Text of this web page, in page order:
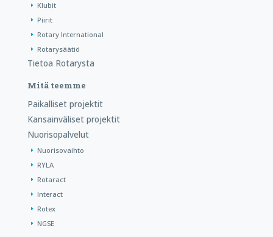
Klubit
Piirit
Rotary International
Rotarysäätiö
Tietoa Rotarysta
Mitä teemme
Paikalliset projektit
Kansainväliset projektit
Nuorisopalvelut
Nuorisovaihto
RYLA
Rotaract
Interact
Rotex
NGSE